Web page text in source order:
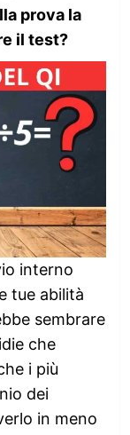
prova la
il test?
interno
tue abilità
sembrare
che
i più
dei
in meno